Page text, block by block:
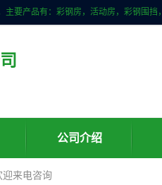
公司介绍
来电咨询